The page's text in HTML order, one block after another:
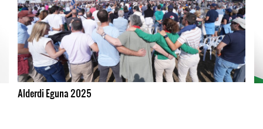
Alderdi Eguna 2025